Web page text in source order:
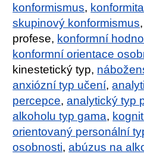
konformismus, konformita
skupinový konformismus
profese, konformní
konformní orientace
kinestetický typ,
anxiózní typ učení,
percepce,analytický typ
alkoholu typ gama,
orientovaný personální
osobnosti,abúzus na